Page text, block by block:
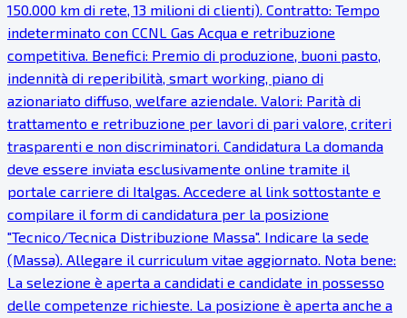
150.000 km di rete, 13 milioni di clienti). Contratto: Tempo
indeterminato con CCNL Gas Acqua e retribuzione
competitiva. Benefici: Premio di produzione, buoni pasto,
indennità di reperibilità, smart working, piano di
azionariato diffuso, welfare aziendale. Valori: Parità di
trattamento e retribuzione per lavori di pari valore, criteri
trasparenti e non discriminatori. Candidatura La domanda
deve essere inviata esclusivamente online tramite il
portale carriere di Italgas. Accedere al link sottostante e
compilare il form di candidatura per la posizione
"Tecnico/Tecnica Distribuzione Massa". Indicare la sede
(Massa). Allegare il curriculum vitae aggiornato. Nota bene:
La selezione è aperta a candidati e candidate in possesso
delle competenze richieste. La posizione è aperta anche a